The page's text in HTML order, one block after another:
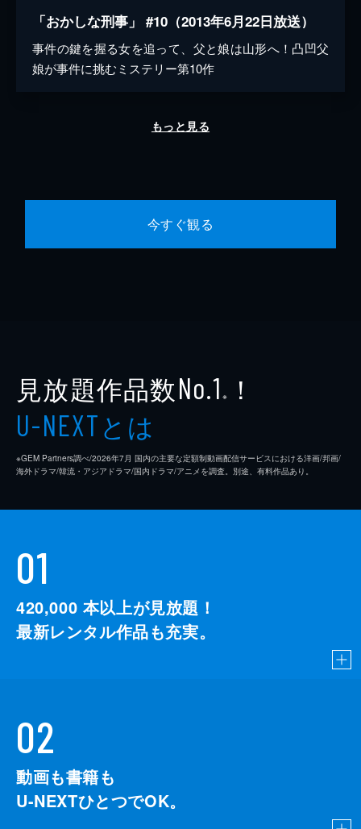
「おかしな刑事」 #10（2013年6月22日放送）
事件の鍵を握る女を追って、父と娘は山形へ！凸凹父
娘が事件に挑むミステリー第10作
もっと見る
今すぐ観る
見放題作品数No.1 ※ ！
U-NEXTとは
※GEM Partners調べ/2026年7⽉ 国内の主要な定額制動画配信サービスにおける洋画/邦画/
海外ドラマ/韓流・アジアドラマ/国内ドラマ/アニメを調査。別途、有料作品あり。
01
420,000 本以上が見放題！
最新レンタル作品も充実。
02
動画も書籍も
U-NEXTひとつでOK。